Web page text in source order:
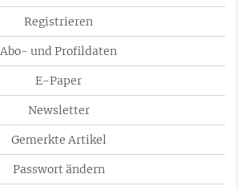
Registrieren
Abo- und Profildaten
E-Paper
Newsletter
Gemerkte Artikel
Passwort ändern